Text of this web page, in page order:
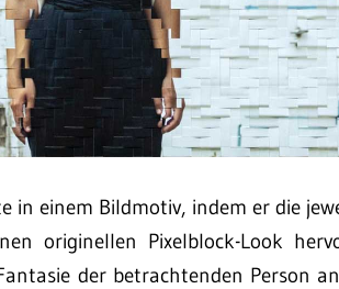
in einem Bildmotiv, indem er die
originellen Pixelblock-Look
der betrachtenden Person